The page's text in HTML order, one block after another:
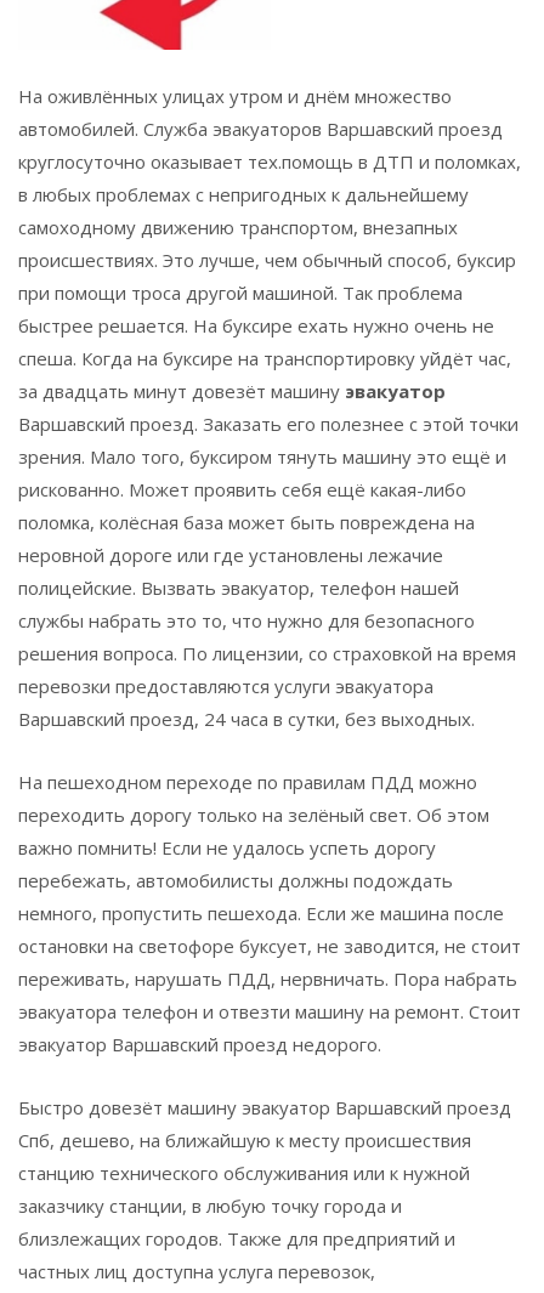
На оживлённых улицах утром и днём множество
автомобилей. Служба эвакуаторов Варшавский проезд
круглосуточно оказывает тех.помощь в ДТП и поломках,
в любых проблемах с непригодных к дальнейшему
самоходному движению транспортом, внезапных
происшествиях. Это лучше, чем обычный способ, буксир
при помощи троса другой машиной. Так проблема
быстрее решается. На буксире ехать нужно очень не
спеша. Когда на буксире на транспортировку уйдёт час,
за двадцать минут довезёт машину эвакуатор
Варшавский проезд. Заказать его полезнее с этой точки
зрения. Мало того, буксиром тянуть машину это ещё и
рискованно. Может проявить себя ещё какая-либо
поломка, колёсная база может быть повреждена на
неровной дороге или где установлены лежачие
полицейские. Вызвать эвакуатор, телефон нашей
службы набрать это то, что нужно для безопасного
решения вопроса. По лицензии, со страховкой на время
перевозки предоставляются услуги эвакуатора
Варшавский проезд, 24 часа в сутки, без выходных.
На пешеходном переходе по правилам ПДД можно
переходить дорогу только на зелёный свет. Об этом
важно помнить! Если не удалось успеть дорогу
перебежать, автомобилисты должны подождать
немного, пропустить пешехода. Если же машина после
остановки на светофоре буксует, не заводится, не стоит
переживать, нарушать ПДД, нервничать. Пора набрать
эвакуатора телефон и отвезти машину на ремонт. Стоит
эвакуатор Варшавский проезд недорого.
Быстро довезёт машину эвакуатор Варшавский проезд
Спб, дешево, на ближайшую к месту происшествия
станцию технического обслуживания или к нужной
заказчику станции, в любую точку города и
близлежащих городов. Также для предприятий и
частных лиц доступна услуга перевозок,